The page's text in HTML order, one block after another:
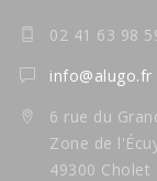
02 41 63 98
info@alugo.fr
6 rue du
Zone de
49300 Cholet